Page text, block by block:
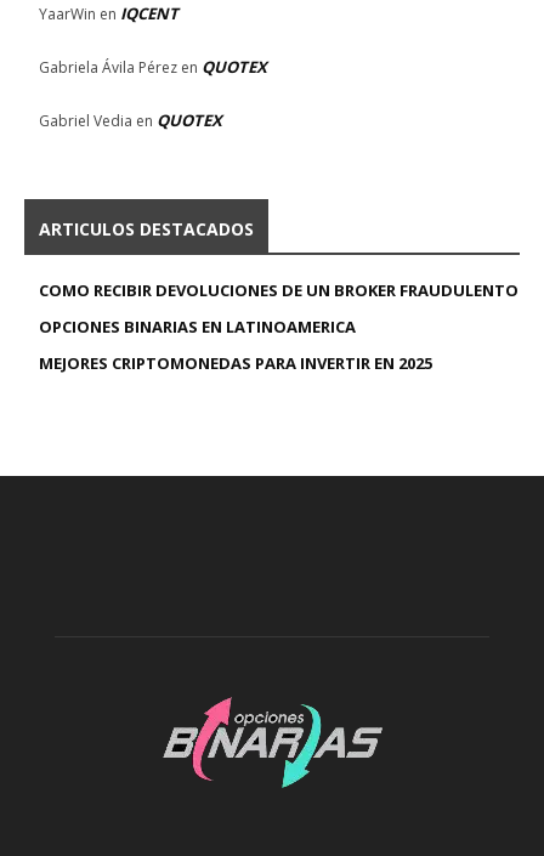
YaarWin en IQCENT
Gabriela Ávila Pérez en QUOTEX
Gabriel Vedia en QUOTEX
ARTICULOS DESTACADOS
COMO RECIBIR DEVOLUCIONES DE UN BROKER FRAUDULENTO
OPCIONES BINARIAS EN LATINOAMERICA
MEJORES CRIPTOMONEDAS PARA INVERTIR EN 2025